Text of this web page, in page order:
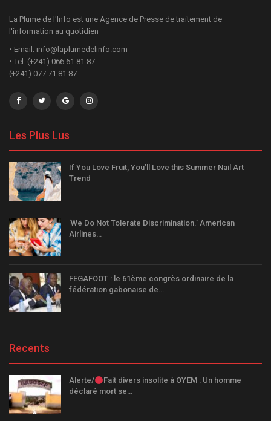
La Plume de l'Info est une Agence de Presse de traitement de
l'information au quotidien
• Email: info@laplumedelinfo.com
• Tel: (+241) 066 61 81 87
(+241) 077 71 81 87
Les Plus Lus
If You Love Fruit, You’ll Love this Summer Nail Art
Trend
‘We Do Not Tolerate Discrimination.’ American
Airlines…
FEGAFOOT : le 61ème congrès ordinaire de la
fédération gabonaise de…
Recents
Alerte/
Fait divers insolite à OYEM : Un homme
déclaré mort se…